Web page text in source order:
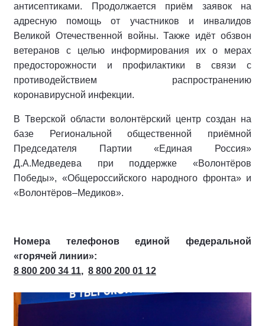
антисептиками. Продолжается приём заявок на
адресную помощь от участников и инвалидов
Великой Отечественной войны. Также идёт обзвон
ветеранов с целью информирования их о мерах
предосторожности и профилактики в связи с
противодействием распространению
коронавирусной инфекции.
В Тверской области волонтёрский центр создан на
базе Региональной общественной приёмной
Председателя Партии «Единая Россия»
Д.А.Медведева при поддержке «Волонтёров
Победы», «Общероссийского народного фронта» и
«Волонтёров–Медиков».
Номера телефонов единой федеральной
«горячей линии»:
8 800 200 34 11, 8 800 200 01 12